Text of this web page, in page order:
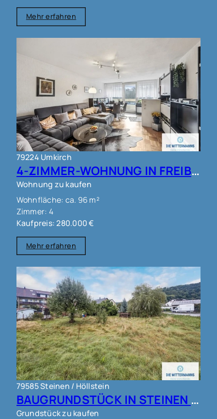
Mehr erfahren
79224 Umkirch
4-ZIMMER-WOHNUNG IN FREIBURG - UMKIRCH!!
Wohnung zu kaufen
Wohnfläche: ca. 96 m²
Zimmer: 4
Kaufpreis: 280.000 €
Mehr erfahren
79585 Steinen / Höllstein
BAUGRUNDSTÜCK IN STEINEN !!!
Grundstück zu kaufen